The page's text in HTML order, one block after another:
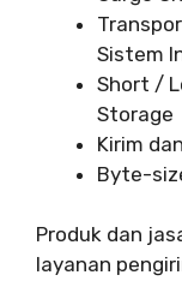
Sistem
Short /
Storage
Kirim
Byte-
Produk dan
layanan